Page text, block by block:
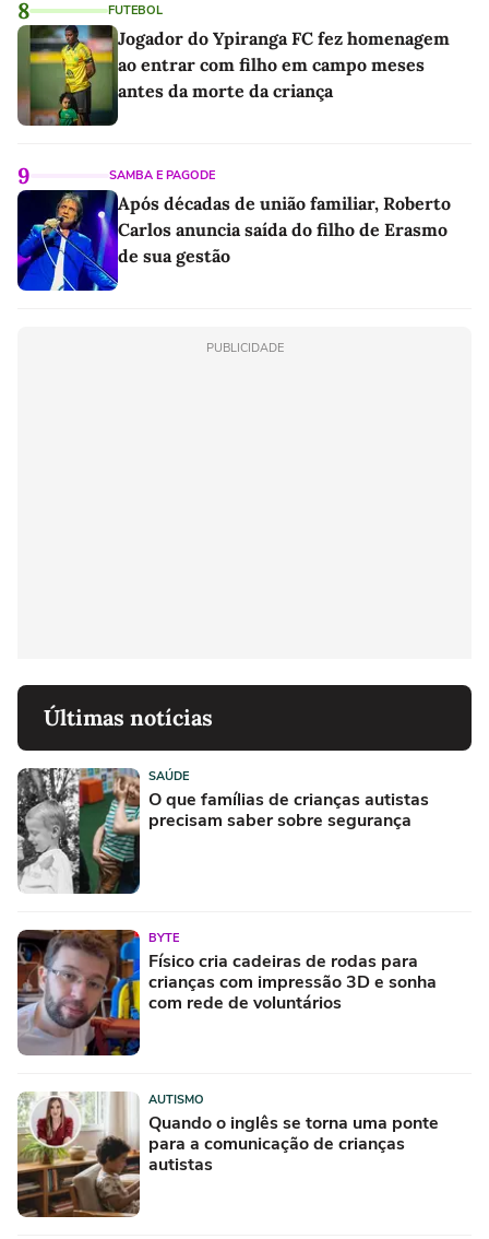
8 FUTEBOL
Jogador do Ypiranga FC fez homenagem
ao entrar com filho em campo meses
antes da morte da criança
9 SAMBA E PAGODE
Após décadas de união familiar, Roberto
Carlos anuncia saída do filho de Erasmo
de sua gestão
PUBLICIDADE
Últimas notícias
SAÚDE
O que famílias de crianças autistas
precisam saber sobre segurança
BYTE
Físico cria cadeiras de rodas para
crianças com impressão 3D e sonha
com rede de voluntários
AUTISMO
Quando o inglês se torna uma ponte
para a comunicação de crianças
autistas